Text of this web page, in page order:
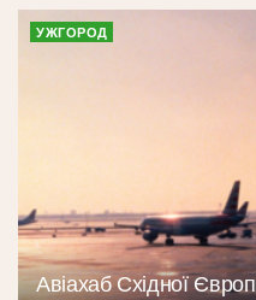
УЖГОРОД
Авіахаб Східної